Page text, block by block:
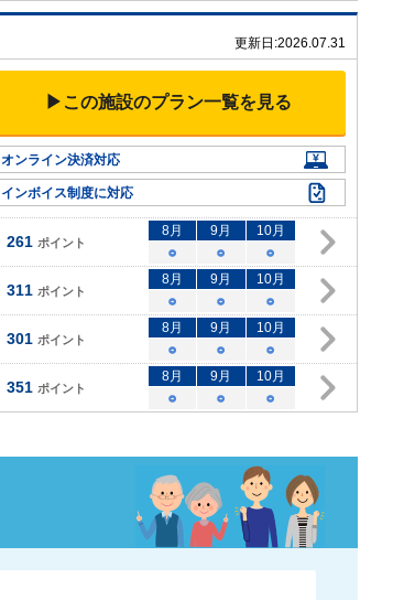
更新日:2026.07.31
▶この施設のプラン一覧を見る
オンライン決済対応
インボイス制度に対応
261 ポイント
8月 9月 10月
○
○ ○
311 ポイント
8月 9月 10月
○
○ ○
301 ポイント
8月 9月 10月
○
○ ○
351 ポイント
8月 9月 10月
○
○ ○